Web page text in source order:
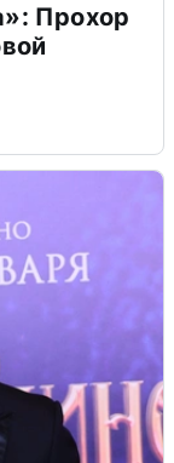
Прохор